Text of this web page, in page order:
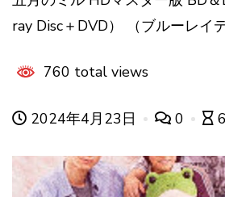
ray Disc＋DVD） （ブルーレイ
760 total views
2024年4月23日 0